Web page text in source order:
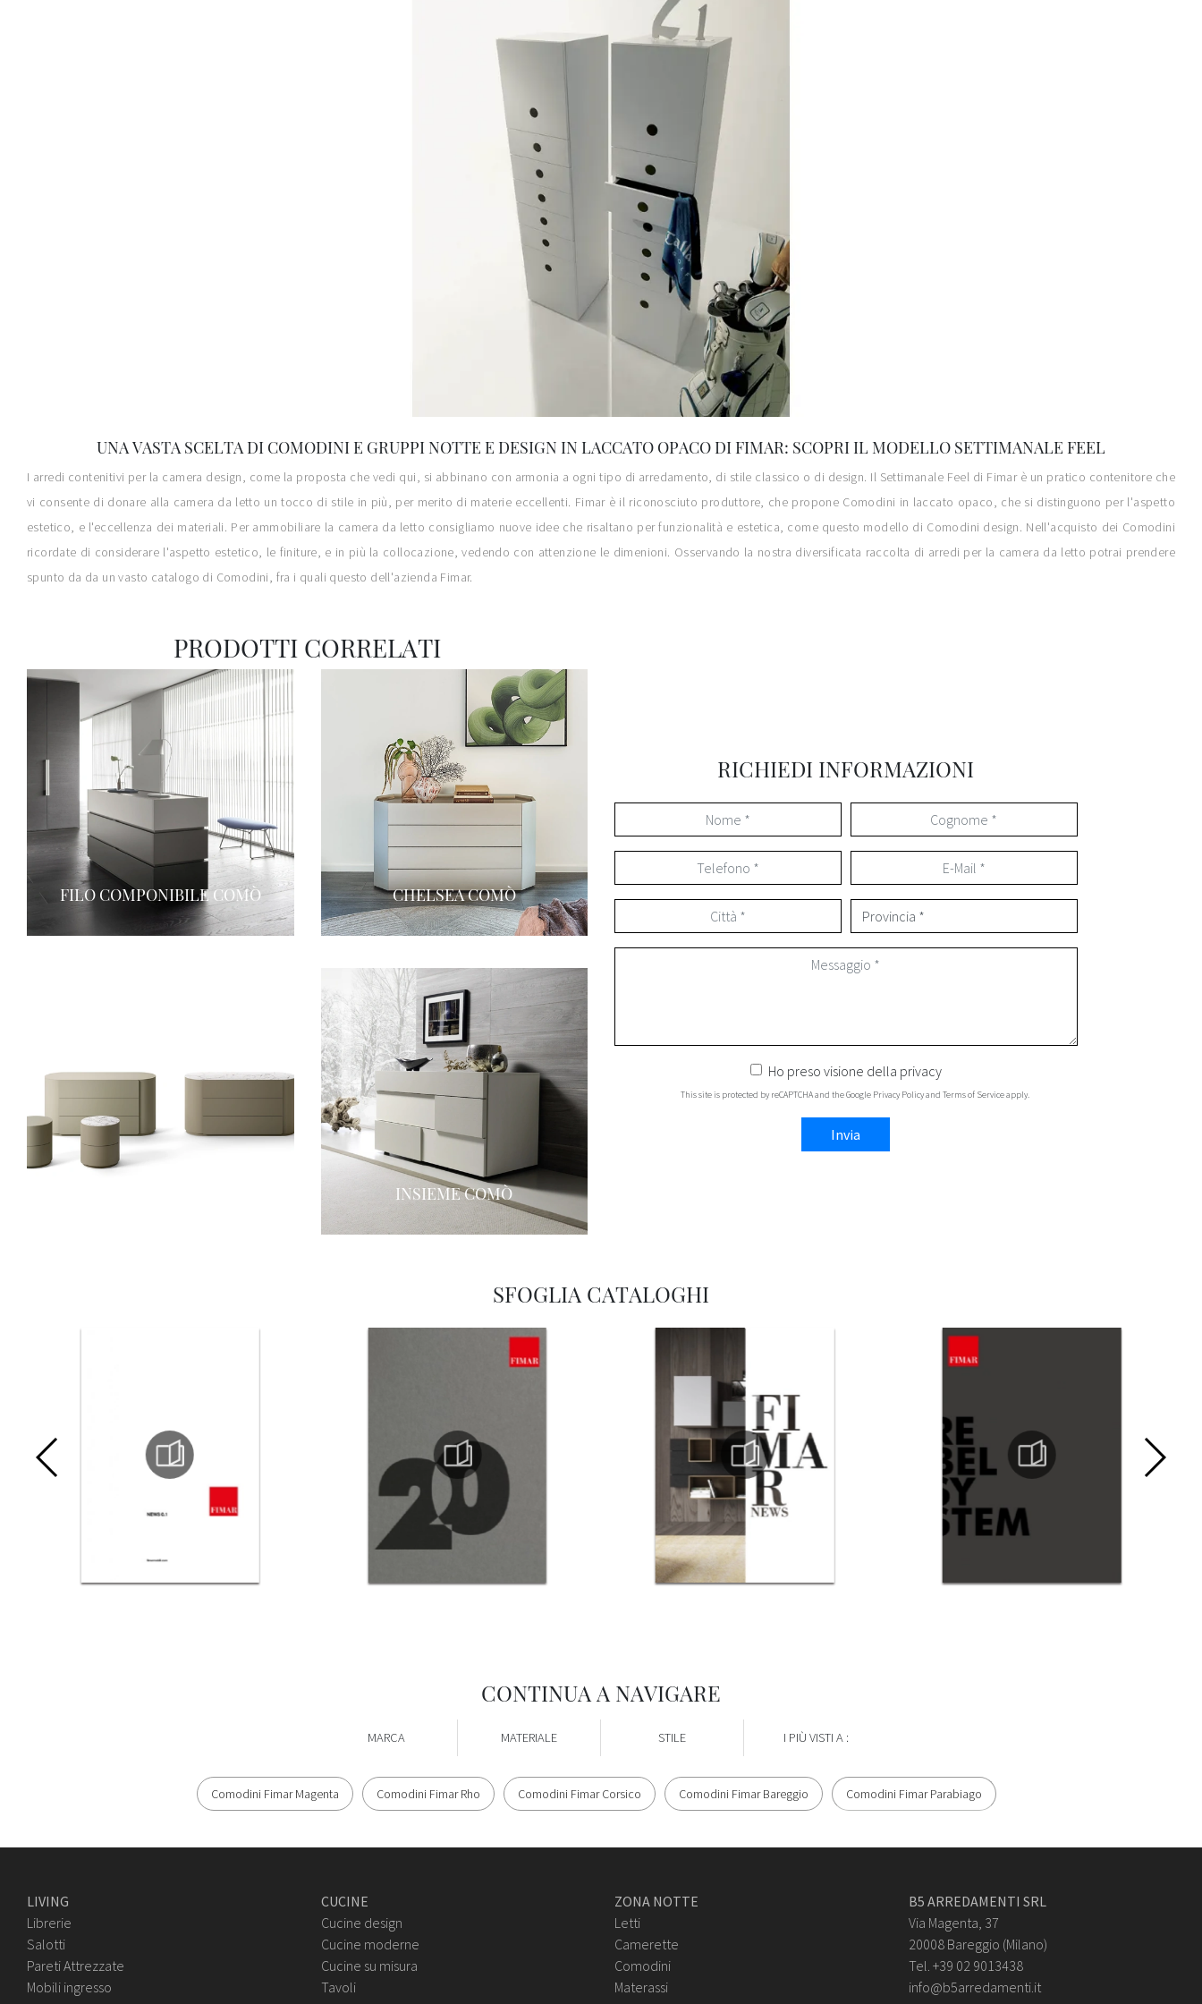
UNA VASTA SCELTA DI COMODINI E GRUPPI NOTTE E DESIGN IN LACCATO OPACO DI FIMAR: SCOPRI IL MODELLO SETTIMANALE FEEL
I arredi contenitivi per la camera design, come la proposta che vedi qui, si abbinano con armonia a ogni tipo di arredamento, di stile classico o di design. Il Settimanale Feel di Fimar è un pratico contenitore che
vi consente di donare alla camera da letto un tocco di stile in più, per merito di materie eccellenti. Fimar è il riconosciuto produttore, che propone Comodini in laccato opaco, che si distinguono per l'aspetto
estetico, e l'eccellenza dei materiali. Per ammobiliare la camera da letto consigliamo nuove idee che risaltano per funzionalità e estetica, come questo modello di Comodini design. Nell'acquisto dei Comodini
ricordate di considerare l'aspetto estetico, le finiture, e in più la collocazione, vedendo con attenzione le dimenioni. Osservando la nostra diversificata raccolta di arredi per la camera da letto potrai prendere
spunto da da un vasto catalogo di Comodini, fra i quali questo dell'azienda Fimar.
PRODOTTI CORRELATI
FILO COMPONIBILE COMÒ CHELSEA COMÒ
INSIEME COMÒ
RICHIEDI INFORMAZIONI
Ho preso visione della privacy
This site is protected by reCAPTCHA and the Google Privacy Policyand Terms of Serviceapply.
Invia
SFOGLIA CATALOGHI
CONTINUA A NAVIGARE
MARCA MATERIALE STILE I PIÙ VISTI A :
Comodini Fimar Magenta Comodini Fimar Rho Comodini Fimar Corsico Comodini Fimar Bareggio Comodini Fimar Parabiago
LIVING
Librerie
Salotti
Pareti Attrezzate
Mobili ingresso
CUCINE
Cucine design
Cucine moderne
Cucine su misura
Tavoli
ZONA NOTTE
Letti
Camerette
Comodini
Materassi
B5 ARREDAMENTI SRL
Via Magenta, 37
20008 Bareggio (Milano)
Tel. +39 02 9013438
info@b5arredamenti.it